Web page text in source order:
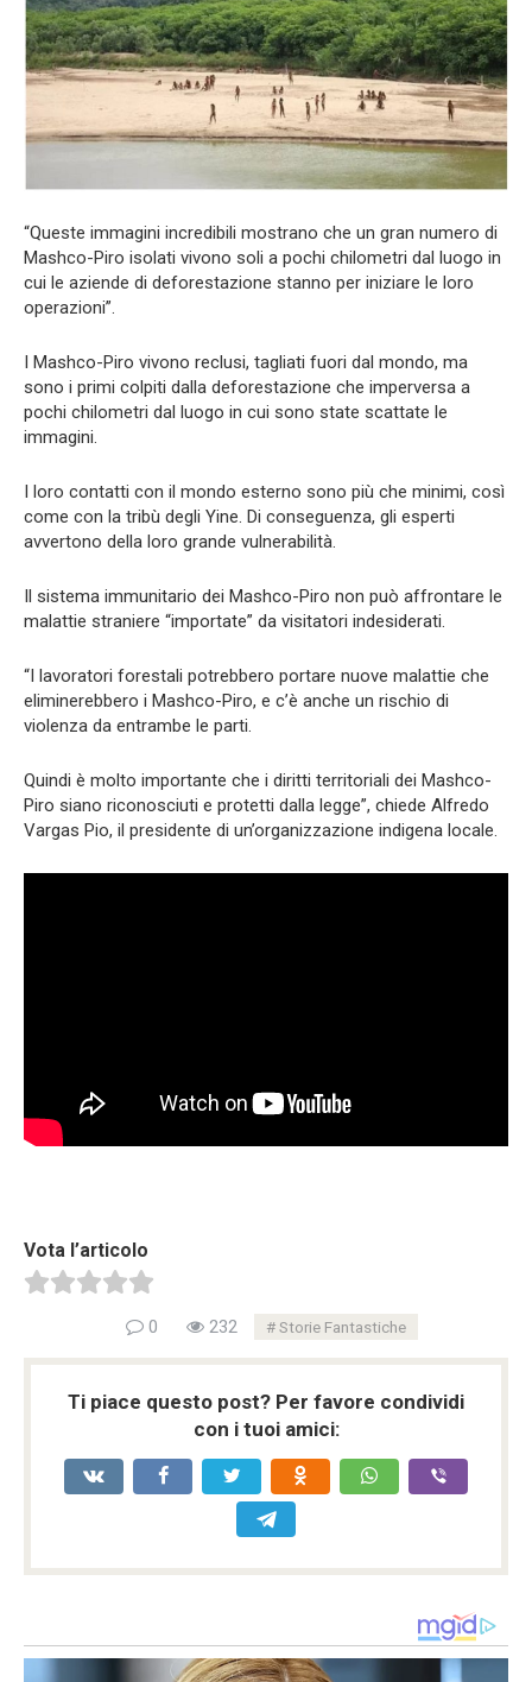
“Queste immagini incredibili mostrano che un gran numero di
Mashco-Piro isolati vivono soli a pochi chilometri dal luogo in
cui le aziende di deforestazione stanno per iniziare le loro
operazioni”.
I Mashco-Piro vivono reclusi, tagliati fuori dal mondo, ma
sono i primi colpiti dalla deforestazione che imperversa a
pochi chilometri dal luogo in cui sono state scattate le
immagini.
I loro contatti con il mondo esterno sono più che minimi, così
come con la tribù degli Yine. Di conseguenza, gli esperti
avvertono della loro grande vulnerabilità.
Il sistema immunitario dei Mashco-Piro non può affrontare le
malattie straniere “importate” da visitatori indesiderati.
“I lavoratori forestali potrebbero portare nuove malattie che
eliminerebbero i Mashco-Piro, e c’è anche un rischio di
violenza da entrambe le parti.
Quindi è molto importante che i diritti territoriali dei Mashco-
Piro siano riconosciuti e protetti dalla legge”, chiede Alfredo
Vargas Pio, il presidente di un’organizzazione indigena locale.
Vota l’articolo
0 232 Storie Fantastiche
Ti piace questo post? Per favore condividi
con i tuoi amici: